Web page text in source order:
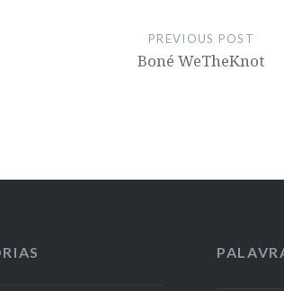
PREVIOUS POST
Boné WeTheKnot